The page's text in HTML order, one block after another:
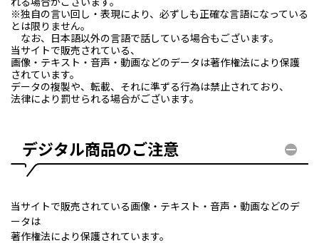
※独自の言い回し・表現により、必ずしも正確な言語になっている
とは限りません。
なお、日本語以外の言語で話している場合もございます。
当サイトで販売されている、
画像・テキスト・音声・動画などのデータは著作権法により保護
されています。
データの複製や、転載、それに準ずる行為は禁止されており、
法律により罰せられる場合がございます。
デジタル商品のご注意
当サイトで販売されている画像・テキスト・音声・動画などのデ
ータは
著作権法により保護されています。